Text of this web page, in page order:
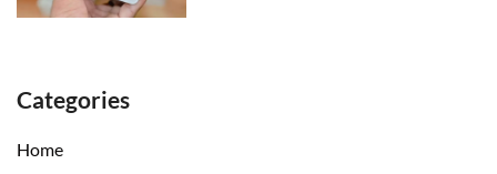
Categories
Home